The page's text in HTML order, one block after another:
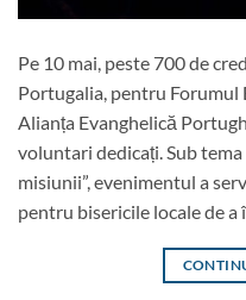
Pe 10 mai, peste 700 de
Portugalia, pentru Forumul
Alianța Evanghelică
voluntari dedicați. Sub
misiunii”, evenimentul a
pentru bisericile locale de